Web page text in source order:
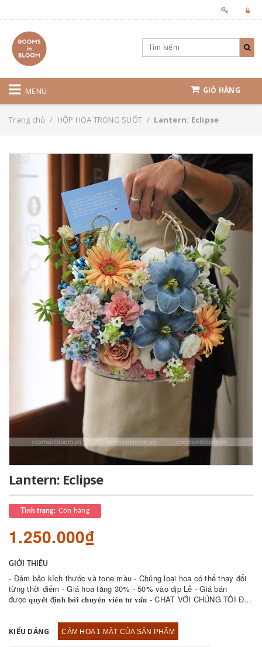
MENU GIỎ HÀNG
Trang chủ / HỘP HOA TRONG SUỐT / Lantern: Eclipse
Lantern: Eclipse
Tình trạng: Còn hàng
1.250.000₫
GIỚI THIỆU
- Đảm bảo kích thước và tone màu - Chủng loại hoa có thể thay đổi
từng thời điểm - Giá hoa tăng 30% - 50% vào dịp Lễ - Giá bán
được 𝐪𝐮𝐲𝐞̂́𝐭 đ𝐢̣𝐧𝐡 𝐛𝐨̛̉𝐢 𝐜𝐡𝐮𝐲𝐞̂𝐧 𝐯𝐢𝐞̂𝐧 𝐭𝐮̛ 𝐯𝐚̂́𝐧 - CHAT VỚI CHÚNG TÔI ĐỂ
KIỂU DÁNG CẮM HOA 1 MẶT CỦA SẢN PHẨM